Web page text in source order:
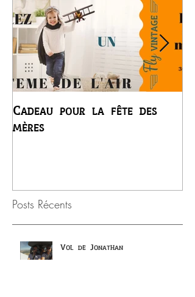
Cadeau pour la fête des
mères
Posts Récents
Vol de Jonathan